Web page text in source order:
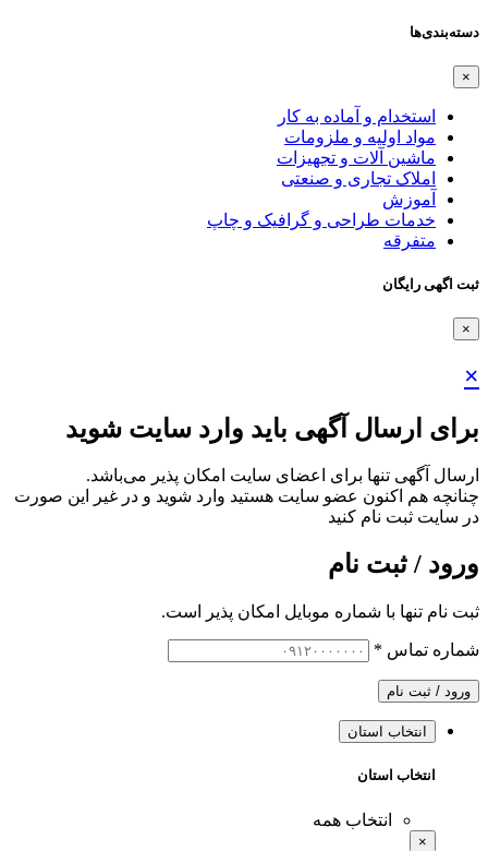
دسته‌بندی‌ها
×
استخدام و آماده به کار
مواد اولیه و ملزومات
ماشین آلات و تجهیزات
املاک تجاری و صنعتی
آموزش
خدمات طراحی و گرافیک و چاپ
متفرقه
ثبت اگهی رایگان
×
×
برای ارسال آگهی باید وارد سایت شوید
ارسال آگهی تنها برای اعضای سایت امکان پذیر می‌باشد.
چنانچه هم‌ اکنون عضو سایت هستید وارد شوید و در غیر این صورت
در سایت ثبت نام کنید
ورود / ثبت نام
ثبت نام تنها با شماره موبایل امکان پذیر است.
شماره تماس *
ورود / ثبت نام
انتخاب استان
انتخاب استان
انتخاب همه
×